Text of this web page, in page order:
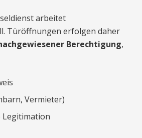
arbeitet
Türöffnungen erfolgen daher
Berechtigung,
Vermieter)
Legitimation